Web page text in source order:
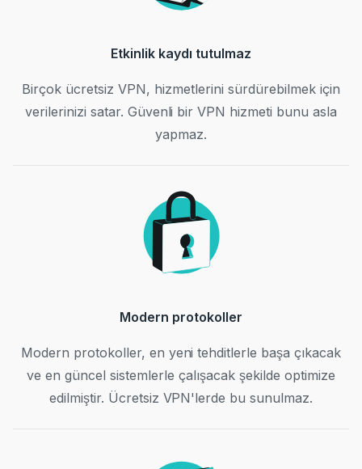
Etkinlik kaydı tutulmaz
Birçok ücretsiz VPN, hizmetlerini sürdürebilmek için
verilerinizi satar. Güvenli bir VPN hizmeti bunu asla
yapmaz.
Modern protokoller
Modern protokoller, en yeni tehditlerle başa çıkacak
ve en güncel sistemlerle çalışacak şekilde optimize
edilmiştir. Ücretsiz VPN'lerde bu sunulmaz.